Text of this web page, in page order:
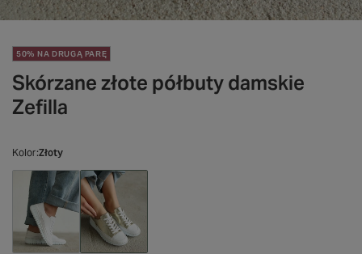
50% NA DRUGĄ PARĘ
Skórzane złote półbuty damskie
Zefilla
Kolor Złoty